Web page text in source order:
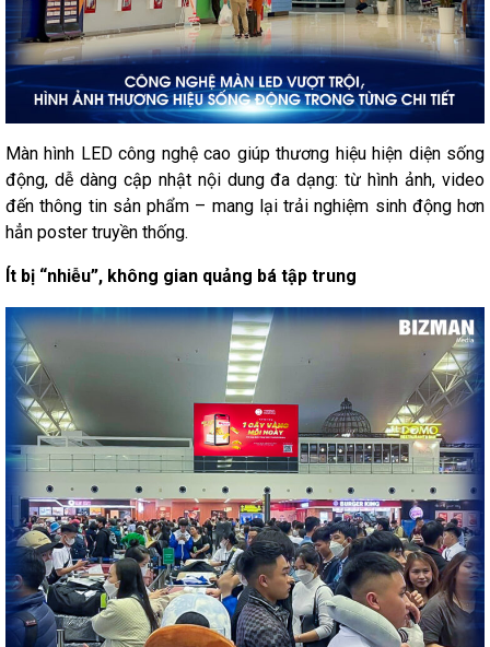
Màn hình LED công nghệ cao giúp thương hiệu hiện diện sống
động, dễ dàng cập nhật nội dung đa dạng: từ hình ảnh, video
đến thông tin sản phẩm – mang lại trải nghiệm sinh động hơn
hẳn poster truyền thống.
Ít bị “nhiễu”, không gian quảng bá tập trung